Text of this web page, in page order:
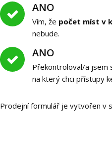
ANO
Vím, že počet míst v
nebude.
ANO
Překontroloval/a jsem
na který chci přístupy
Prodejní formulář je vytvořen v